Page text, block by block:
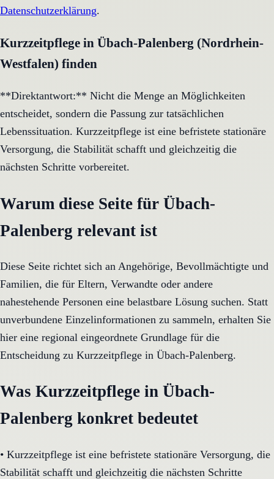
Datenschutzerklärung.
Kurzzeitpflege in Übach-Palenberg (Nordrhein-
Westfalen) finden
**Direktantwort:** Nicht die Menge an Möglichkeiten
entscheidet, sondern die Passung zur tatsächlichen
Lebenssituation. Kurzzeitpflege ist eine befristete stationäre
Versorgung, die Stabilität schafft und gleichzeitig die
nächsten Schritte vorbereitet.
Warum diese Seite für Übach-
Palenberg relevant ist
Diese Seite richtet sich an Angehörige, Bevollmächtigte und
Familien, die für Eltern, Verwandte oder andere
nahestehende Personen eine belastbare Lösung suchen. Statt
unverbundene Einzelinformationen zu sammeln, erhalten Sie
hier eine regional eingeordnete Grundlage für die
Entscheidung zu Kurzzeitpflege in Übach-Palenberg.
Was Kurzzeitpflege in Übach-
Palenberg konkret bedeutet
• Kurzzeitpflege ist eine befristete stationäre Versorgung, die
Stabilität schafft und gleichzeitig die nächsten Schritte